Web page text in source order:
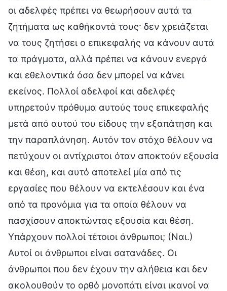
οι αδελφές πρέπει να θεωρήσουν αυτά τα
ζητήματα ως καθήκοντά τους· δεν χρειάζεται
να τους ζητήσει ο επικεφαλής να κάνουν αυτά
τα πράγματα, αλλά πρέπει να κάνουν ενεργά
και εθελοντικά όσα δεν μπορεί να κάνει
εκείνος. Πολλοί αδελφοί και αδελφές
υπηρετούν πρόθυμα αυτούς τους επικεφαλής
μετά από αυτού του είδους την εξαπάτηση και
την παραπλάνηση. Αυτόν τον στόχο θέλουν να
πετύχουν οι αντίχριστοι όταν αποκτούν εξουσία
και θέση, και αυτό αποτελεί μία από τις
εργασίες που θέλουν να εκτελέσουν και ένα
από τα προνόμια για τα οποία θέλουν να
πασχίσουν αποκτώντας εξουσία και θέση.
Υπάρχουν πολλοί τέτοιοι άνθρωποι; (Ναι.)
Αυτοί οι άνθρωποι είναι σατανάδες. Οι
άνθρωποι που δεν έχουν την αλήθεια και δεν
ακολουθούν το ορθό μονοπάτι είναι ικανοί να